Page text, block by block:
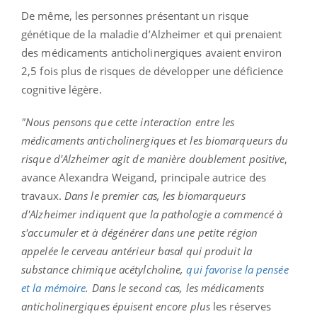
De même, les personnes présentant un risque
génétique de la maladie d’Alzheimer et qui prenaient
des médicaments anticholinergiques avaient environ
2,5 fois plus de risques de développer une déficience
cognitive légère.
"Nous pensons que cette interaction entre les
médicaments anticholinergiques et les biomarqueurs du
risque d'Alzheimer agit de manière doublement positive,
avance Alexandra Weigand, principale autrice des
travaux. Dans le premier cas, les biomarqueurs
d'Alzheimer indiquent que la pathologie a commencé à
s'accumuler et à dégénérer dans une petite région
appelée le cerveau antérieur basal qui produit la
substance chimique acétylcholine,qui favorise la pensée
et la mémoire. Dans le second cas, les médicaments
anticholinergiques épuisent encore plusles réserves